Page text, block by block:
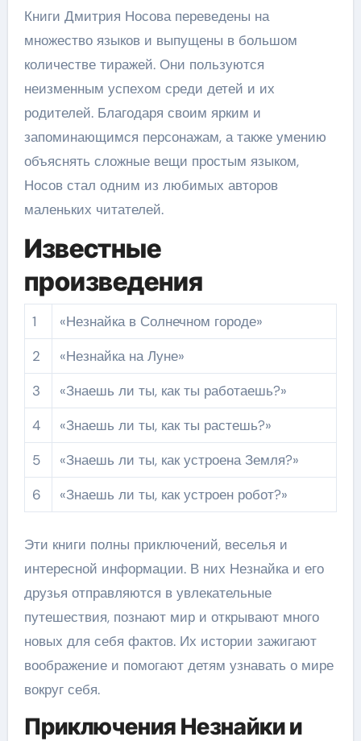
Книги Дмитрия Носова переведены на
множество языков и выпущены в большом
количестве тиражей. Они пользуются
неизменным успехом среди детей и их
родителей. Благодаря своим ярким и
запоминающимся персонажам, а также умению
объяснять сложные вещи простым языком,
Носов стал одним из любимых авторов
маленьких читателей.
Известные
произведения
1
«Незнайка в Солнечном городе»
2
«Незнайка на Луне»
3
«Знаешь ли ты, как ты работаешь?»
4
«Знаешь ли ты, как ты растешь?»
5
«Знаешь ли ты, как устроена Земля?»
6
«Знаешь ли ты, как устроен робот?»
Эти книги полны приключений, веселья и
интересной информации. В них Незнайка и его
друзья отправляются в увлекательные
путешествия, познают мир и открывают много
новых для себя фактов. Их истории зажигают
воображение и помогают детям узнавать о мире
вокруг себя.
Приключения Незнайки и